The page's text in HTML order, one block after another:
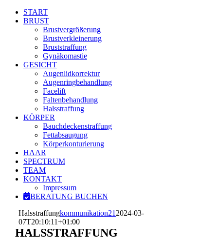
START
BRUST
Brustvergrößerung
Brustverkleinerung
Bruststraffung
Gynäkomastie
GESICHT
Augenlidkorrektur
Augenringbehandlung
Facelift
Faltenbehandlung
Halsstraffung
KÖRPER
Bauchdeckenstraffung
Fettabsaugung
Körperkonturierung
HAAR
SPECTRUM
TEAM
KONTAKT
Impressum
BERATUNG BUCHEN
Halsstraffungkommunikation21 2024-03-
07T20:10:11+01:00
HALSSTRAFFUNG